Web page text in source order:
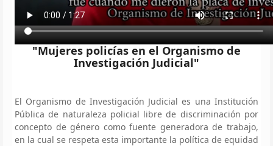
"Mujeres policías en el Organismo de
Investigación Judicial"
El Organismo de Investigación Judicial es una Institución
Pública de naturaleza policial libre de discriminación por
concepto de género como fuente generadora de trabajo,
en la cual se respeta esta importante la política de equidad